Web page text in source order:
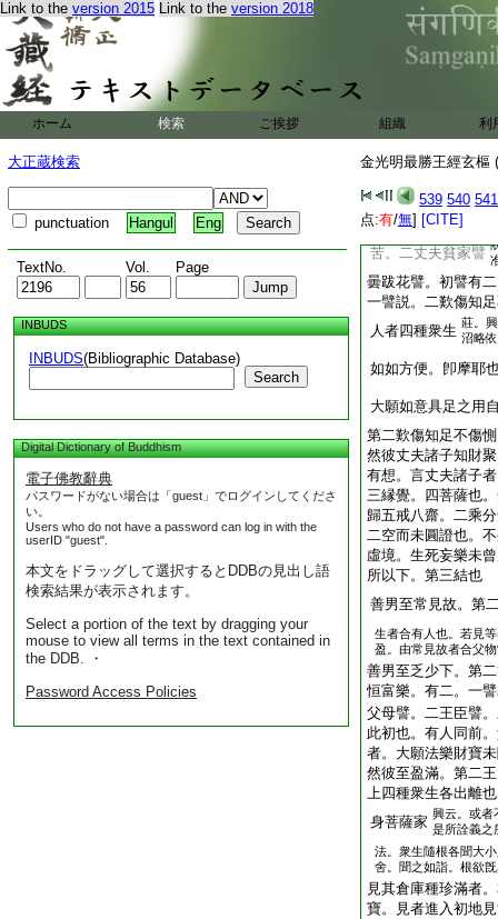
Link to the version 2015 Link to the version 2018
ホーム 検索 ご挨拶 組織 利
大正蔵検索
punctuation Hangul Eng
TextNo. Vol. Page
INBUDS
INBUDS(Bibliographic Database)
Search
Digital Dictionary of Buddhism
電子佛教辭典
パスワードがない場合は「guest」でログインしてくださ
い。
Users who do not have a password can log in with the
userID "guest".
本文をドラッグして選択するとDDBの見出し語
検索結果が表示されます。
Select a portion of the text by dragging your
mouse to view all terms in the text contained in
the DDB. ・
Password Access Policies
金光明最勝王經玄樞
539 540 541
点:有/無] [CITE]
法本輪息。
故下。第三明譬説
説。答。法花疏第
法。天竺語多引譬
未悟謂之譬喩。注
同。一假近喩遠。
以遠喩遠。如大品
經喩有八種。今是
夫富家譬 依今應言有
然依本説。
苦。二丈夫貧家譬
曇跋花譬。初譬有
一譬説。二歎傷知
人者四種衆生 莊。
沼略
如如方便。卽摩耶
大願如意具足之用
第二歎傷知足不傷
然彼丈夫諸子知財
有想。言丈夫諸子
三縁覺。四菩薩也
歸五戒八齋。二乘
二空而未圓證也。
虛境。生死妄樂未
所以下。第三結也
善男至常見故。第
生者合有人也。若見
盈。由常見故者合父
善男至乏少下。第
恒富樂。有二。一
父母譬。二王臣譬
此初也。有人同前
者。大願法樂財寶
然彼至盈滿。第二
上四種衆生各出離
身菩薩家 興云。或者
是所詮義之
法。衆生隨根各聞大
舍。聞之如詣。根欲
見其倉庫種珍滿者
寶。見者進入初地